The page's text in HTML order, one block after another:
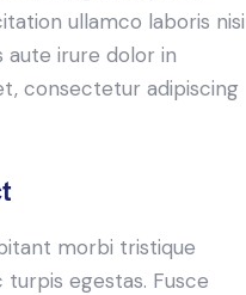
ullamco laboris nisi
aute irure dolor in
consectetur adipiscing
morbi tristique
egestas. Fusce